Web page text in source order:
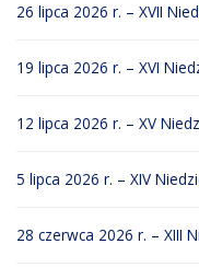
26 lipca 2026 r. – XVII
19 lipca 2026 r. – XVI
12 lipca 2026 r. – XV
5 lipca 2026 r. – XIV
28 czerwca 2026 r. – XIII